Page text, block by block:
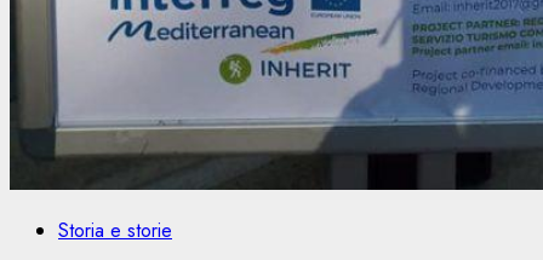
Storia e storie